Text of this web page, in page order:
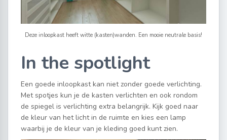
Deze inloopkast heeft witte (kasten)wanden. Een mooie neutrale basis!
In the spotlight
Een goede inloopkast kan niet zonder goede verlichting.
Met spotjes kun je de kasten verlichten en ook rondom
de spiegel is verlichting extra belangrijk. Kijk goed naar
de kleur van het licht in de ruimte en kies een lamp
waarbij je de kleur van je kleding goed kunt zien.